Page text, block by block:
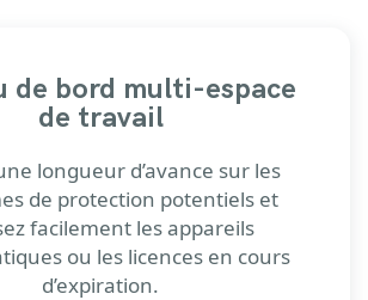
de bord multi-espace
de travail
longueur d’avance sur les
de protection potentiels et
facilement les appareils
ou les licences en cours
d’expiration.